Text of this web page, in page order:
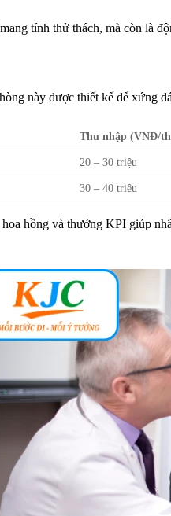
tính thử thách, mà còn là
này được thiết kế để xứng
Thu nhập (VNĐ/
20 – 30 triệu
30 – 40 triệu
hồng và thưởng KPI giúp